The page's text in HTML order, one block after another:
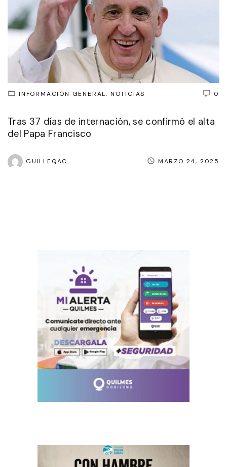
0
INFORMACIÓN GENERAL NOTICIAS
Tras 37 días de internación, se confirmó el alta
del Papa Francisco
GUILLEQAC MARZO 24, 2025